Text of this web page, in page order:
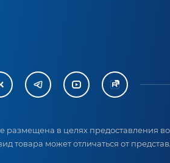
в целях предоставления
товара может отличаться от